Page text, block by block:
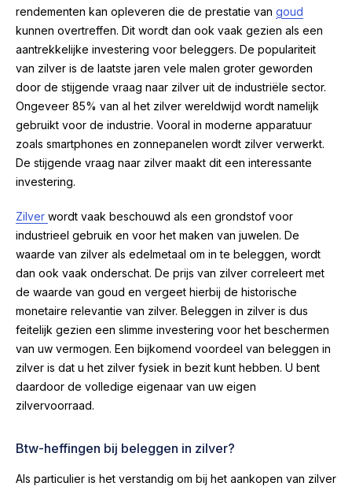
rendementen kan opleveren die de prestatie van goud
kunnen overtreffen. Dit wordt dan ook vaak gezien als een
aantrekkelijke investering voor beleggers. De populariteit
van zilver is de laatste jaren vele malen groter geworden
door de stijgende vraag naar zilver uit de industriële sector.
Ongeveer 85% van al het zilver wereldwijd wordt namelijk
gebruikt voor de industrie. Vooral in moderne apparatuur
zoals smartphones en zonnepanelen wordt zilver verwerkt.
De stijgende vraag naar zilver maakt dit een interessante
investering.
Zilver wordt vaak beschouwd als een grondstof voor
industrieel gebruik en voor het maken van juwelen. De
waarde van zilver als edelmetaal om in te beleggen, wordt
dan ook vaak onderschat. De prijs van zilver correleert met
de waarde van goud en vergeet hierbij de historische
monetaire relevantie van zilver. Beleggen in zilver is dus
feitelijk gezien een slimme investering voor het beschermen
van uw vermogen. Een bijkomend voordeel van beleggen in
zilver is dat u het zilver fysiek in bezit kunt hebben. U bent
daardoor de volledige eigenaar van uw eigen
zilvervoorraad.
Btw-heffingen bij beleggen in zilver?
Als particulier is het verstandig om bij het aankopen van zilver